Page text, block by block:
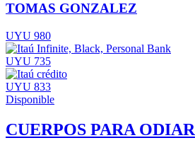
TOMAS GONZALEZ
UYU 980
UYU 735
UYU 833
Disponible
CUERPOS PARA ODIAR